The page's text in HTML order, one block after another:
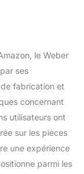
le Weber
ses
fabrication et
concernant
utilisateurs ont
sur les pièces
une expérience
parmi les